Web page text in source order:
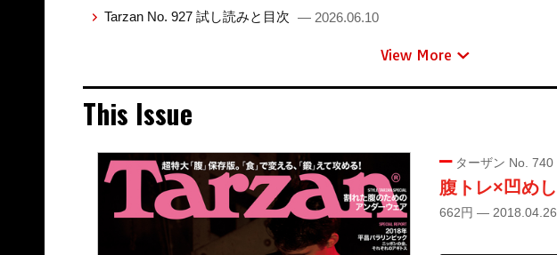
Tarzan No. 927 試し読みと目次 — 2026.06.10
View More
This Issue
ターザン No. 740
腹トレ×凹めし
662円 — 2018.04.26